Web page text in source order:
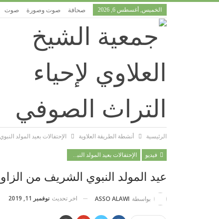
الخميس, أغسطس 6, 2026 صحافة صوت وصورة صوت
الرئيسية أنشطة الطريقة العلاوية الإحتفالات بعيد المولد النبوي
فيديو الإحتفالات بعيد المولد النبوي
عيد المولد النبوي الشريف من
بواسطة ASSO ALAWI اخر تحديث نوفمبر 11, 2019